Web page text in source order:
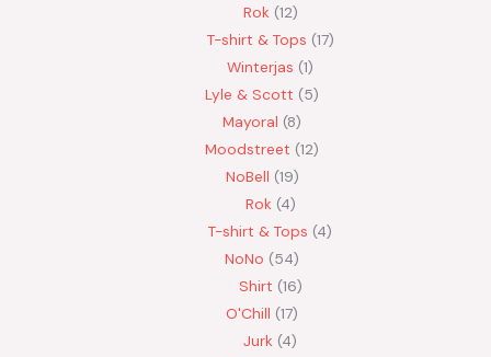
Rok 12
T-shirt & Tops 17
Winterjas 1
Lyle & Scott
5
Mayoral 8
Moodstreet 12
NoBell 19
Rok 4
T-shirt & Tops 4
NoNo
54
Shirt 16
O'Chill 17
Jurk 4